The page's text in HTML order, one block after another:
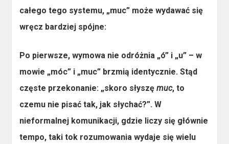
całego tego systemu, „muc” może wydawać się
wręcz bardziej spójne:
Po pierwsze,wymowa nie odróżnia „ó” i „u” – w
mowie „móc” i „muc” brzmią identycznie. Stąd
częste przekonanie: „skoro słyszęmuc, to
czemu nie pisać tak, jak słychać?”. W
nieformalnej komunikacji, gdzie liczy się głównie
tempo, taki tok rozumowania wydaje się wielu